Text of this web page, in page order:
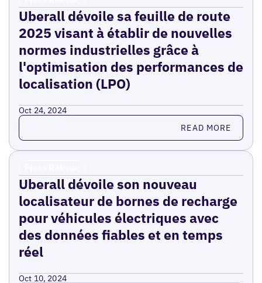
Uberall dévoile sa feuille de route
2025 visant à établir de nouvelles
normes industrielles grâce à
l'optimisation des performances de
localisation (LPO)
Oct 24, 2024
Read more READ MORE
Uberall dévoile son nouveau
localisateur de bornes de recharge
pour véhicules électriques avec
des données fiables et en temps
réel
Oct 10, 2024